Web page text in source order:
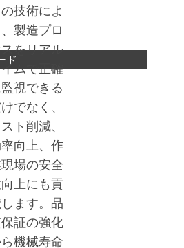
ド
技術によ
、製造プロ
をリアル
ムで正確
視できる
でなく、
ト削減、
向上、作
場の安全
上にも貢
ます。品
証の強化
機械寿命